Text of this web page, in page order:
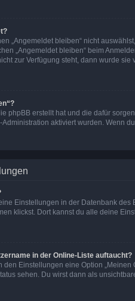
„Angemeldet bleiben“ nicht
„Angemeldet bleiben“ beim
zur Verfügung steht, dann wurde
phpBB erstellt hat und die dafür
Administration aktiviert wurden. Wenn
Einstellungen in der Datenbank
klickst. Dort kannst du alle deine
in der Online-Liste auftaucht?
den Einstellungen eine Option
sehen. Du wirst dann als